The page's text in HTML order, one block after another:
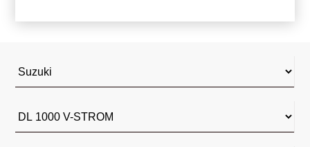
2005 г. (2)
2004 г. (1)